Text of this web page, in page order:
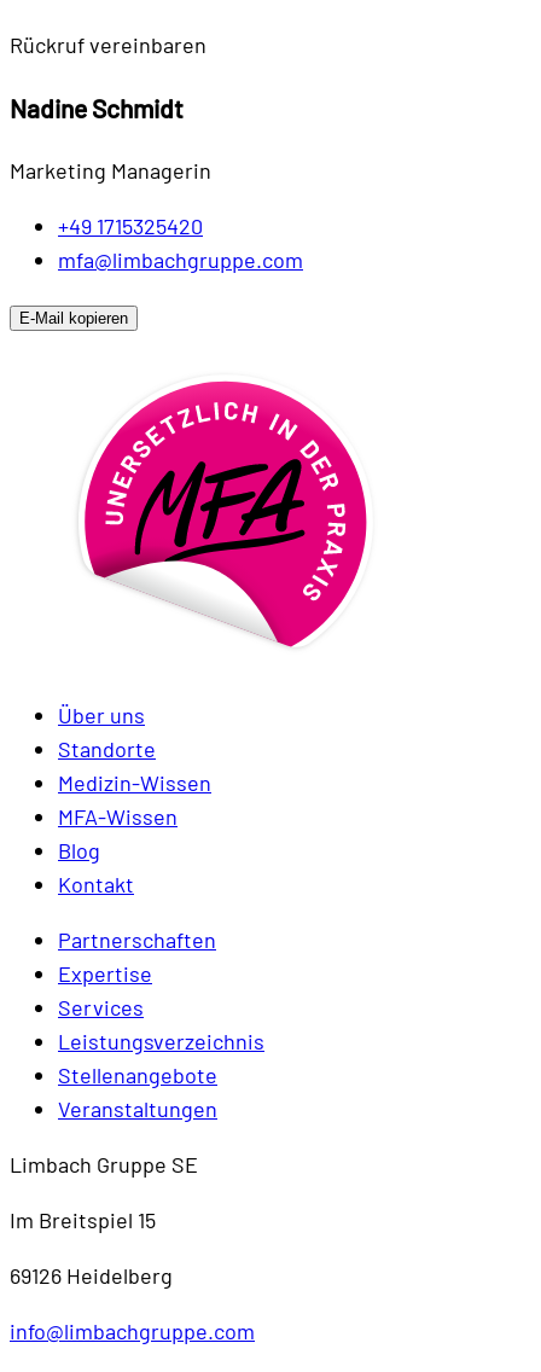
Rückruf vereinbaren
Nadine Schmidt
Marketing Managerin
+49 1715325420
mfa@limbachgruppe.com
E-Mail kopieren
Über uns
Standorte
Medizin-Wissen
MFA-Wissen
Blog
Kontakt
Partnerschaften
Expertise
Services
Leistungsverzeichnis
Stellenangebote
Veranstaltungen
Limbach Gruppe SE
Im Breitspiel 15
69126 Heidelberg
info@limbachgruppe.com